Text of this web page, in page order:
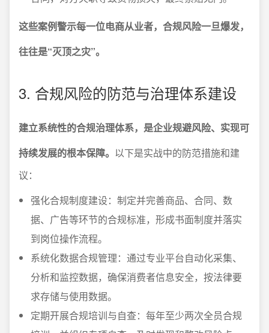
这些案例警示每一位电商从业者，合规风险一旦爆发，
往往是“灭顶之灾”。
3. 合规风险的防范与治理体系建设
建立系统性的合规治理体系，是企业规避风险、实现可
持续发展的根本保障。 以下是实战中的防范措施和建
议：
强化合规制度建设：制定并完善商品、合同、数
据、广告等环节的合规标准，形成书面制度并落实
到岗位操作流程。
系统化数据合规管理：通过专业平台自动化采集、
分析和监控数据，确保消费者信息安全，按法律要
求存储与使用数据。
定期开展合规培训与自查：每年至少两次全员合规